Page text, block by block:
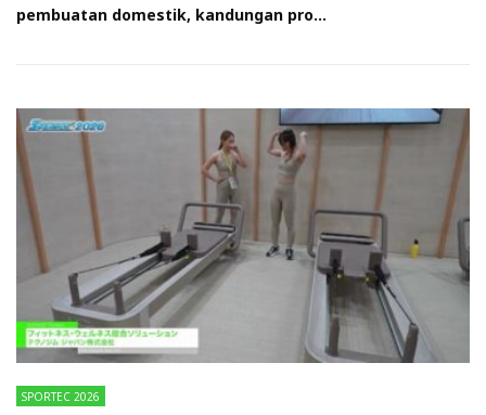
pembuatan domestik, kandungan pro...
SPORTEC 2026